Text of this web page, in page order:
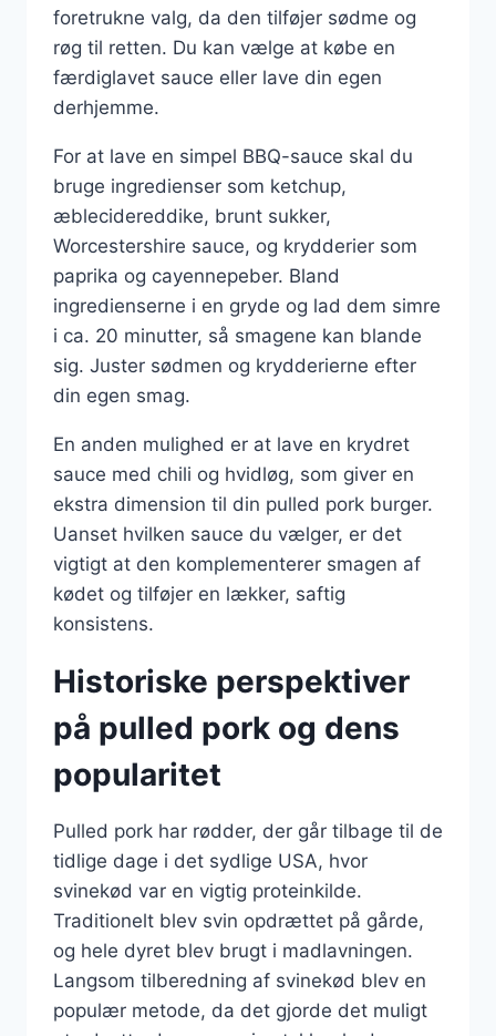
foretrukne valg, da den tilføjer sødme og
røg til retten. Du kan vælge at købe en
færdiglavet sauce eller lave din egen
derhjemme.
For at lave en simpel BBQ-sauce skal du
bruge ingredienser som ketchup,
æblecidereddike, brunt sukker,
Worcestershire sauce, og krydderier som
paprika og cayennepeber. Bland
ingredienserne i en gryde og lad dem simre
i ca. 20 minutter, så smagene kan blande
sig. Juster sødmen og krydderierne efter
din egen smag.
En anden mulighed er at lave en krydret
sauce med chili og hvidløg, som giver en
ekstra dimension til din pulled pork burger.
Uanset hvilken sauce du vælger, er det
vigtigt at den komplementerer smagen af
kødet og tilføjer en lækker, saftig
konsistens.
Historiske perspektiver
på pulled pork og dens
popularitet
Pulled pork har rødder, der går tilbage til de
tidlige dage i det sydlige USA, hvor
svinekød var en vigtig proteinkilde.
Traditionelt blev svin opdrættet på gårde,
og hele dyret blev brugt i madlavningen.
Langsom tilberedning af svinekød blev en
populær metode, da det gjorde det muligt